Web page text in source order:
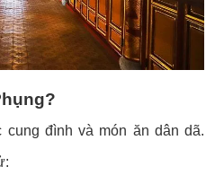
đình và món ăn dân dã.